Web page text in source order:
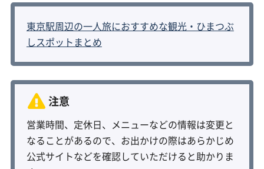
東京駅周辺の一人旅におすすめな観光・ひまつぶ
しスポットまとめ
営業時間、定休日、メニューなどの情報は変更と
なることがあるので、お出かけの際はあらかじめ
公式サイトなどを確認していただけると助かりま